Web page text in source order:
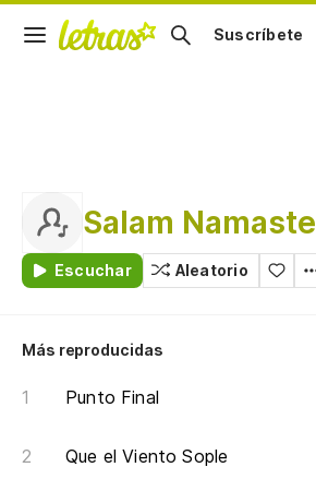
Suscríbete
Salam Namaste
Escuchar Aleatorio
Más reproducidas
Punto Final
Que el Viento Sople